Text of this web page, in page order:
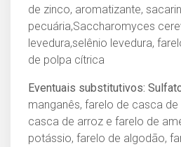
de zinco, aromatizante,
pecuária,Saccharomyces
levedura,selênio levedura,
de polpa cítrica
Eventuais substitutivos:
manganês, farelo de casca
casca de arroz e farelo de
potássio, farelo de algodão,